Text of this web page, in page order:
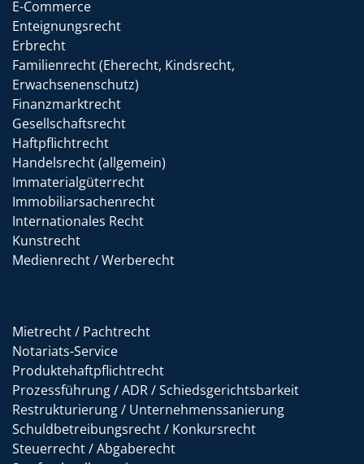
E-Commerce
Enteignungsrecht
Erbrecht
Familienrecht (Eherecht, Kindsrecht,
Erwachsenenschutz)
Finanzmarktrecht
Gesellschaftsrecht
Haftpflichtrecht
Handelsrecht (allgemein)
Immaterialgüterrecht
Immobiliarsachenrecht
Internationales Recht
Kunstrecht
Medienrecht / Werberecht
Mietrecht / Pachtrecht
Notariats-Service
Produktehaftpflichtrecht
Prozessführung / ADR / Schiedsgerichtsbarkeit
Restrukturierung / Unternehmenssanierung
Schuldbetreibungsrecht / Konkursrecht
Steuerrecht / Abgaberecht